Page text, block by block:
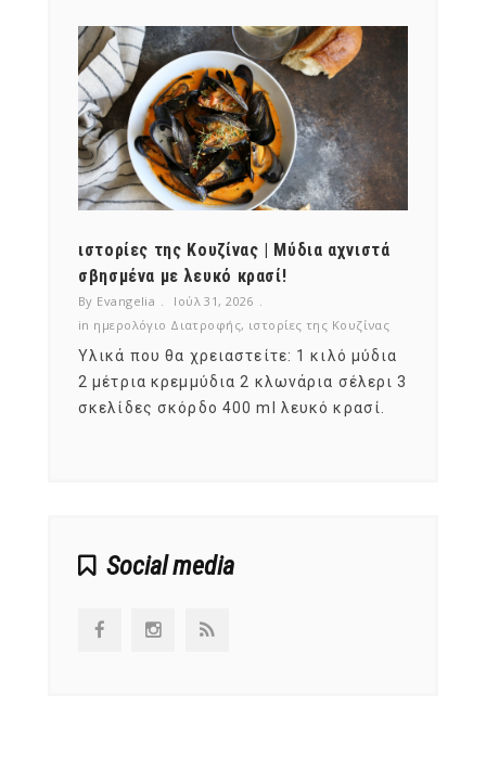
ιστορίες της Κουζίνας | Μύδια αχνιστά
σβησμένα με λευκό κρασί!
By Evangelia
Ιούλ 31, 2026
in ημερολόγιο Διατροφής, ιστορίες της Κουζίνας
Υλικά που θα χρειαστείτε: 1 κιλό μύδια
2 μέτρια κρεμμύδια 2 κλωνάρια σέλερι 3
σκελίδες σκόρδο 400 ml λευκό κρασί.
Social media